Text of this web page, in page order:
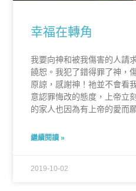
幸福在轉角
我要向神和被我傷害的人請
饒恕。我犯了錯得罪了神，
原諒，感謝神！祂並不會看
意認罪悔改的態度，上帝立
的家人也因為有上帝的愛而
繼續閱讀 »
2019-10-02